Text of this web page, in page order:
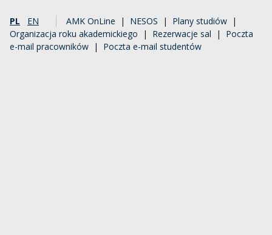
PL EN AMK OnLine | NESOS | Plany studiów |
Organizacja roku akademickiego | Rezerwacje sal | Poczta
e-mail pracowników | Poczta e-mail studentów